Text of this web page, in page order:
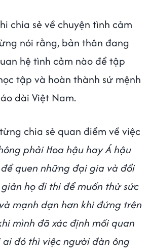
chia sẻ về chuyện tình cảm
nói rằng, bản thân đang
hệ tình cảm nào để tập
tập và hoàn thành sứ mệnh
dài Việt Nam.
chia sẻ quan điểm về việc
phải Hoa hậu hay Á hậu
quen những đại gia và đổi
họ đi thi để muốn thử sức
mạnh dạn hơn khi đứng trên
mình đã xác định mối quan
đó thì việc người đàn ông